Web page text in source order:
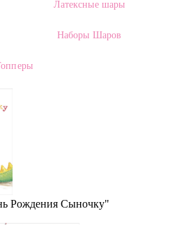
целях и могут меняться в
упаковки.
флориста
Латексные шары
Наборы Шаров
Рождения Сыночку"